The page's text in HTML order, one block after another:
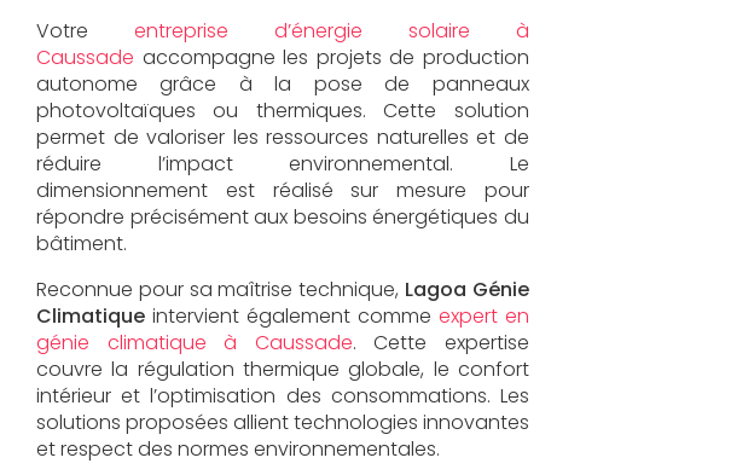
Votre entreprise d’énergie solaire à
Caussade accompagne les projets de production
autonome grâce à la pose de panneaux
photovoltaïques ou thermiques. Cette solution
permet de valoriser les ressources naturelles et de
réduire l’impact environnemental. Le
dimensionnement est réalisé sur mesure pour
répondre précisément aux besoins énergétiques du
bâtiment.
Reconnue pour sa maîtrise technique, Lagoa Génie
Climatique intervient également comme expert en
génie climatique à Caussade. Cette expertise
couvre la régulation thermique globale, le confort
intérieur et l’optimisation des consommations. Les
solutions proposées allient technologies innovantes
et respect des normes environnementales.